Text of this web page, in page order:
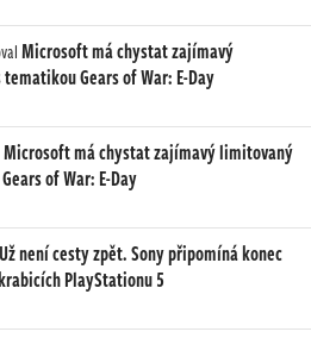
Microsoft má chystat zajímavý
Gears of War: E-Day
Microsoft má chystat zajímavý limitovaný
of War: E-Day
Už není cesty zpět. Sony připomíná konec
PlayStationu 5